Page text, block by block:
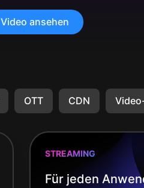
Video ansehen
OTT CDN
STREAMING
Für jeden